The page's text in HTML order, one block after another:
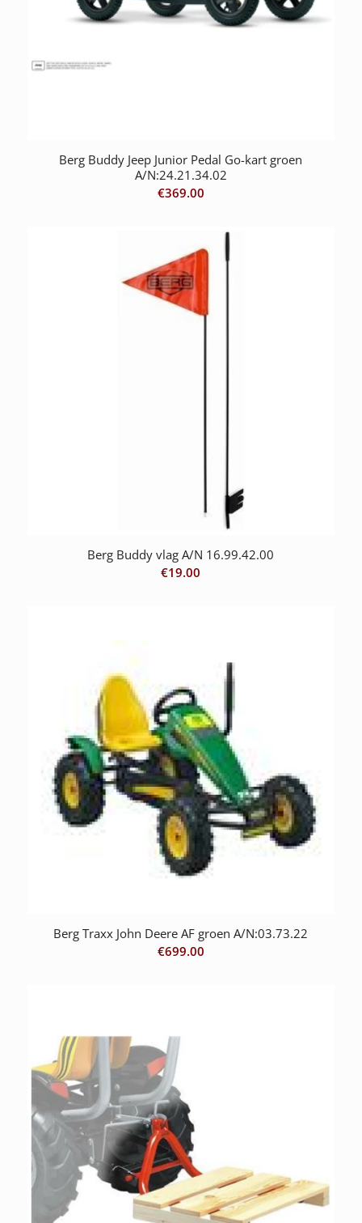
Berg Buddy Jeep Junior Pedal Go-kart groen
A/N:24.21.34.02
€369.00
Berg Buddy vlag A/N 16.99.42.00
€19.00
Berg Traxx John Deere AF groen A/N:03.73.22
€699.00